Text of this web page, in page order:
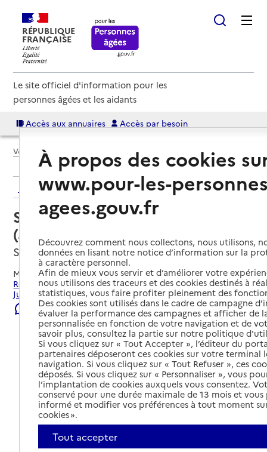
RÉPUBLIQUE
FRANÇAISE
Le site officiel d'information pour les
personnes âgées et les aidants
Accès aux annuaires Accès par besoin
Voir le fil d’Ariane
Retour aux résultats de l'annuaire
Service autonomie à domicile
(aide) – Azaé Services
Saint-Julien-lès-Metz, MOSELLE
Mis à jour le23/07/2026
Rechercher les établissements et services autour de Saint-
Julien-lès-Metz.
Signaler une erreur
À propos des cookies
www.pour-les-
agees.gouv.fr
Découvrez comment nous collectons, nous utilisons,
données en lisant notre notice d’information sur la
à caractère personnel.
Afin de mieux vous servir et d’améliorer votre
nous utilisons des traceurs et des cookies destinés à
statistiques, vous faire profiter pleinement des
Des cookies sont utilisés dans le cadre de campagne
évaluer la performance des campagnes et afficher de
personnalisée en fonction de votre navigation et de
savoir plus, consultez la partie sur notre politique
Si vous cliquez sur « Tout Accepter », l’éditeur du
partenaires déposeront ces cookies sur votre terminal
navigation. Si vous cliquez sur « Tout Refuser », ces
déposés. Si vous cliquez sur « Personnaliser », vous
l’implantation de cookies auxquels vous consentez.
conservé pour une durée maximale de 13 mois et
informé et modifier vos préférences à tout moment
cookies ».
Tout accepter